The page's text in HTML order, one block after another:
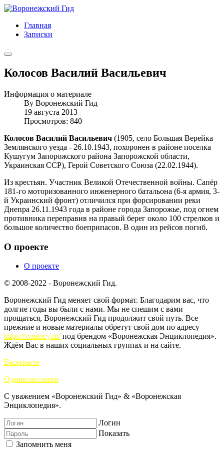
Главная
Записки
Колосов Василий Васильевич
Информация о материале
By Воронежский Гид
19 августа 2013
Просмотров: 840
Колосов Василий Васильевич (1905, село Большая Верейка
Землянского уезда - 26.10.1943, похоронен в районе поселка
Кушугум Запорожского района Запорожской области,
Украинская ССР), Герой Советского Союза (22.02.1944).
Из крестьян. Участник Великой Отечественной войны. Сапёр
181-го моторизованного инженерного батальона (6-я армия, 3-
й Украинский фронт) отличился при форсировании реки
Днепра 26.11.1943 года в районе города Запорожье, под огнем
противника переправив на правый берег около 100 стрелков и
большое количество боеприпасов. В один из рейсов погиб.
О проекте
О проекте
© 2008-2022 - Воронежский Гид.
Воронежский Гид меняет свой формат. Благодарим вас, что
долгие годы вы были с нами. Мы не спешим с вами
прощаться, Воронежский Гид продолжит свой путь. Все
прежние и новые материалы обретут свой дом по адресу
https://vrnency.ru/под брендом «Воронежская Энциклопедия».
Ждём Вас в наших социальных группах и на сайте.
Вконтакте
Одноклассники
С уважением «Воронежский Гид» & «Воронежская
Энциклопедия».
Логин
Показать
Запомнить меня